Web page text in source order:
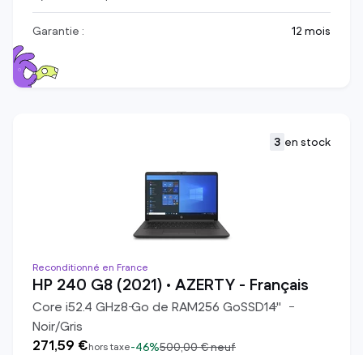
Garantie : 12 mois
3 en stock
Reconditionné en France
HP 240 G8 (2021) • AZERTY - Français
Core i52.4 GHz8Go de RAM256 GoSSD14"
Noir/Gris
271,59 €hors taxe-46%500,00 €neuf